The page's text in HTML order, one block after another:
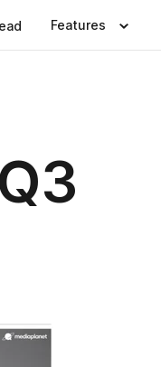
Features